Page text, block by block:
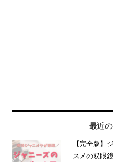
最近
【完全版】
スメの双眼